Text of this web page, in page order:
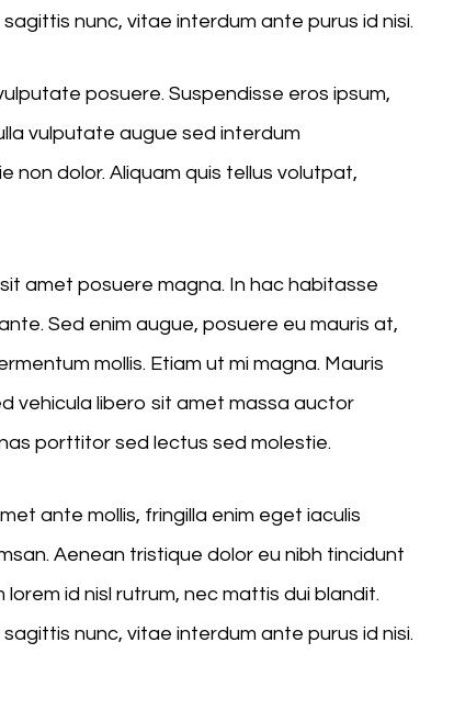
nunc, vitae interdum ante purus id nisi.
posuere. Suspendisse eros ipsum,
vulputate augue sed interdum
non dolor. Aliquam quis tellus volutpat,
amet posuere magna. In hac habitasse
Sed enim augue, posuere eu mauris at,
mollis. Etiam ut mi magna. Mauris
vehicula libero sit amet massa auctor
porttitor sed lectus sed molestie.
ante mollis, fringilla enim eget iaculis
Aenean tristique dolor eu nibh tincidunt
id nisl rutrum, nec mattis dui blandit.
nunc, vitae interdum ante purus id nisi.